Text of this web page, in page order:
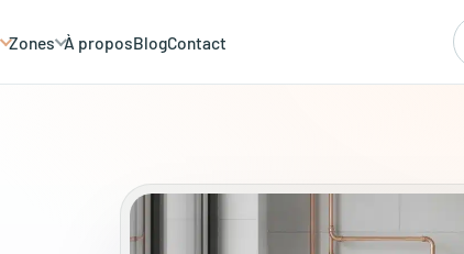
Zones À proposBlogContact